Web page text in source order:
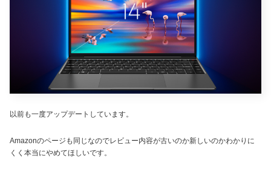
以前も一度アップデートしています。
Amazonのページも同じなのでレビュー内容が古いのか新しいのかわかりに
くく本当にやめてほしいです。